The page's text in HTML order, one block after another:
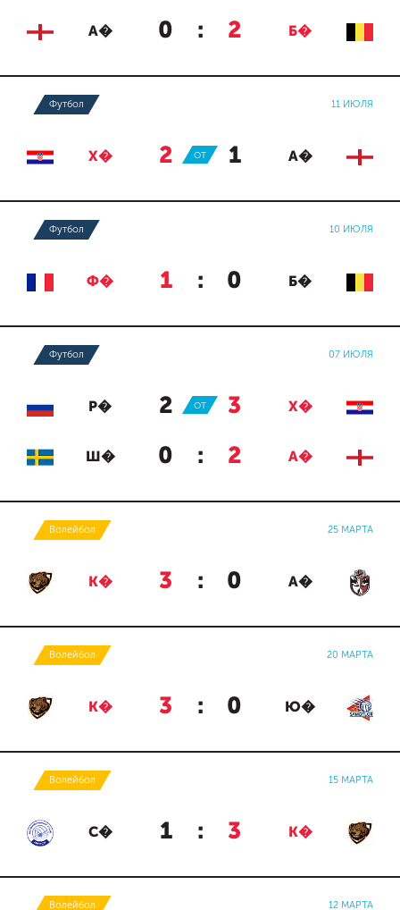
А� 0 : 2 Б�
Футбол 11 ИЮЛЯ
Х� 2 : 1 А�
ОТ
Футбол 10 ИЮЛЯ
Ф� 1 : 0 Б�
Футбол 07 ИЮЛЯ
Р� 2 : 3 Х�
ОТ
Ш� 0 : 2 А�
Волейбол 25 МАРТА
К� 3 : 0 А�
Волейбол 20 МАРТА
К� 3 : 0 Ю�
Волейбол 15 МАРТА
С� 1 : 3 К�
Волейбол 12 МАРТА